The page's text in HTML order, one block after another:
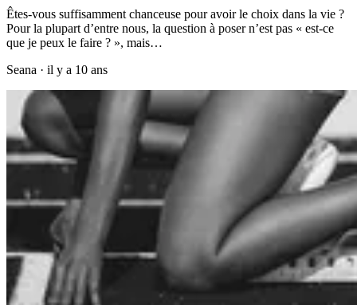
Êtes-vous suffisamment chanceuse pour avoir le choix dans la vie ?
Pour la plupart d’entre nous, la question à poser n’est pas « est-ce
que je peux le faire ? », mais…
Seana · il y a 10 ans